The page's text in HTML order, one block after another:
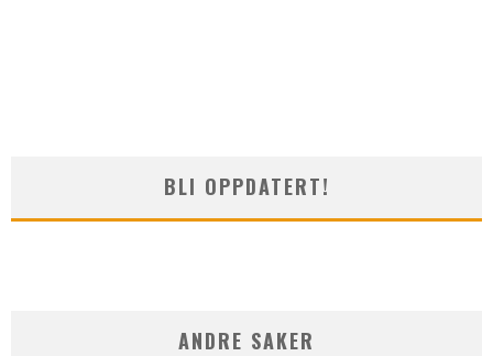
BLI OPPDATERT!
ANDRE SAKER